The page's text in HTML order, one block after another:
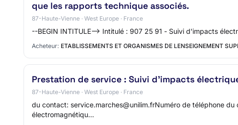
que les rapports technique associés.
87-Haute-Vienne · West Europe · France
--BEGIN INTITULE--> Intitulé : 907 25 91 - Suivi d'impacts
Acheteur: ETABLISSEMENTS ET ORGANISMES DE LENSEIGNEMENT
Prestation de service : Suivi d'impacts
87-Haute-Vienne · West Europe · France
du contact: service.marches@unilim.frNuméro de téléphone
électromagnétiqu…